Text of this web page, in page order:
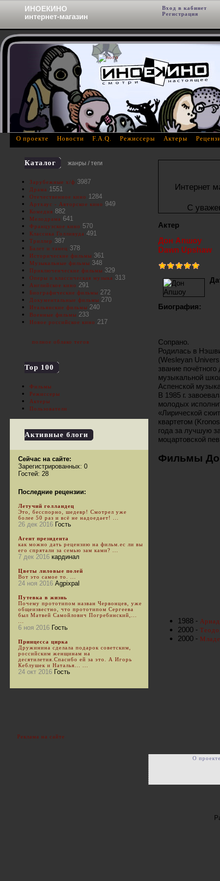
Интернет
С
Актер
Дон Апшоу
Dawn Upshaw
Биография:
Сопрано.
Родилась в
(Wesleyan
звание
музыкальной
Аспенской
В 1985 г.
молодых
«Лирической
квартетом
года за лучшую
моцартовской
Фильмы
1988 -
2000 -
2000 -
Каталог жанры / теги
Зарубежные х/ф 3987
Драма 1551
Отечественное кино 1284
Артхаус - Авторское кино 949
Комедия 882
Мелодрама 641
Французское кино 570
Классика Голливуда 491
Триллер 387
Балет и танец 378
Исторические фильмы 361
Музыкальные фильмы 348
Приключенческие фильмы 329
Оперы и классическая музыка 313
Английское кино 291
Биографические фильмы 272
Документальные фильмы 270
Итальянские фильмы 240
Военные фильмы 233
Новое российское кино 217
полное облако тегов
Top 100
Фильмы
Режиссеры
Актеры
Пользователи
Активные блоги
Сейчас на сайте:
Зарегистрированных: 0
Гостей: 28
Последние рецензии:
Летучий голландец
Это, бесспорно, шедевр! Смотрел уже
более 50 раз и всё не надоедает! ...
26 дек 2016 Гость
Агент президента
как можно дать рецензию на фильм.ес ли вы
его спрятали за семью зам ками? ...
7 дек 2016 кардинал
Цветы лиловые полей
Вот это самое то. ...
24 ноя 2016 Agpixpal
Путевка в жизнь
Почему прототипом назван Червонцев, уже
общеизвестно, что прототипом Сергеева
был Матвей Самойлович Погребинский,...
6 ноя 2016 Гость
Принцесса цирка
Дружинина сделала подарок советским,
российским женщинам на
десятилетия.Спасибо ей за это. А Игорь
Кеблушек и Наталья... ...
24 окт 2016 Гость
Реклама на сайте
О проекте Новости F.A.Q. Режиссеры Актеры
О
ИНОЕКИНО
интернет-магазин
Вход в кабинет
Регистрация